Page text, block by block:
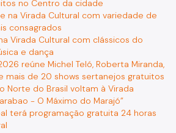
no Centro da cidade
na Virada Cultural com variedade de
consagrados
Virada Cultural com clássicos do
e dança
reúne Michel Teló, Roberta Miranda,
mais de 20 shows sertanejos gratuitos
Norte do Brasil voltam à Virada
- O Máximo do Marajó”
terá programação gratuita 24 horas